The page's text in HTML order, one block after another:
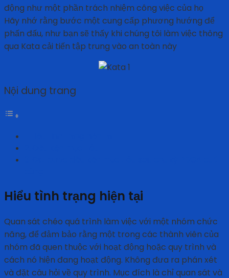
động như một phần trách nhiệm công việc của họ
Hãy nhớ rằng bước một cung cấp phương hướng để
phấn đấu, như bạn sẽ thấy khi chúng tôi làm việc thông
qua Kata cải tiến tập trung vào an toàn này
Nội dung trang
Hiểu tình trạng hiện tại
Quan sát chéo quá trình làm việc với một nhóm chức
năng, để đảm bảo rằng một trong các thành viên của
nhóm đã quen thuộc với hoạt động hoặc quy trình và
cách nó hiện đang hoạt động. Không đưa ra phán xét
và đặt câu hỏi về quy trình. Mục đích là chỉ quan sát và